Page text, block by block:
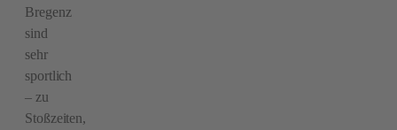
Bregenz
sind
sehr
sportlich
– zu
Stoßzeiten,